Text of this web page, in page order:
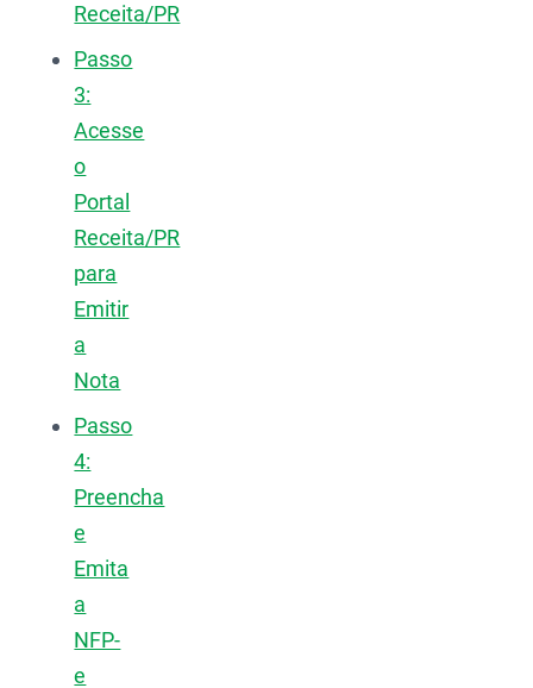
Receita/PR
Passo
3:
Acesse
o
Portal
Receita/PR
para
Emitir
a
Nota
Passo
4:
Preencha
e
Emita
a
NFP-
e